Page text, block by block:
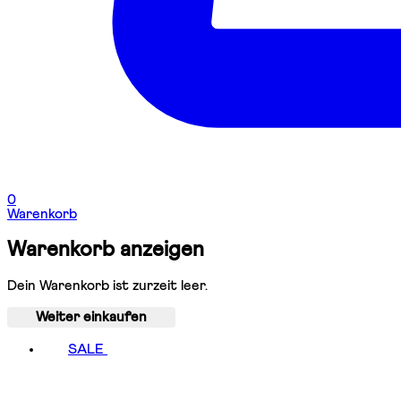
0
Warenkorb
Warenkorb anzeigen
Dein Warenkorb ist zurzeit leer.
Weiter einkaufen
SALE